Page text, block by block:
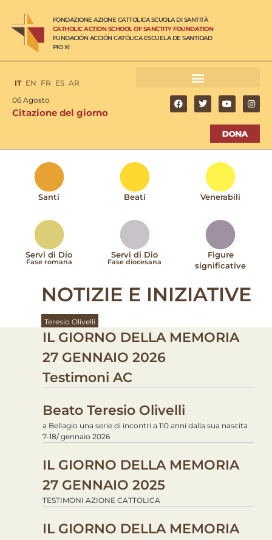
FONDAZIONE AZIONE CATTOLICA SCUOLA DI SANTITÀ
CATHOLIC ACTION SCHOOL OF SANCTITY FOUNDATION
FUNDACIÓN ACCIÓN CATÓLICA ESCUELA DE SANTIDAD
PIO XI
IT EN FR ES AR
06 Agosto
Citazione del giorno
Santi Beati Venerabili
Servi di Dio
Fase romana
Servi di Dio
Fase diocesana
Figure
significative
NOTIZIE E INIZIATIVE
Teresio Olivelli
IL GIORNO DELLA MEMORIA
27 GENNAIO 2026
Testimoni AC
Beato Teresio Olivelli
a Bellagio una serie di incontri a 110 anni dalla sua nascita
7-18/ gennaio 2026
IL GIORNO DELLA MEMORIA
27 GENNAIO 2025
TESTIMONI AZIONE CATTOLICA
IL GIORNO DELLA MEMORIA